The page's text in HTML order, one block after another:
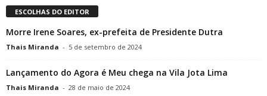
ESCOLHAS DO EDITOR
Morre Irene Soares, ex-prefeita de Presidente Dutra
Thais Miranda - 5 de setembro de 2024
Lançamento do Agora é Meu chega na Vila Jota Lima
Thais Miranda - 28 de maio de 2024